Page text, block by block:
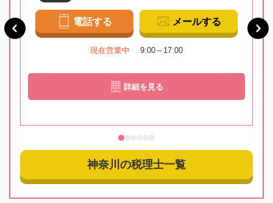
電話する メールする
現在営業中 9:00～17:00
詳細を見る
神奈川の税理士一覧